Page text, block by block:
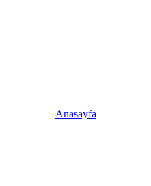
Anasayfa